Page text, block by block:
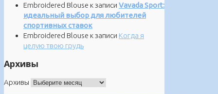
Embroidered Blouse к записи Vavada Sport:
идеальный выбор для любителей
спортивных ставок
Embroidered Blouse к записи Когда я
целую твою грудь
Архивы
Архивы